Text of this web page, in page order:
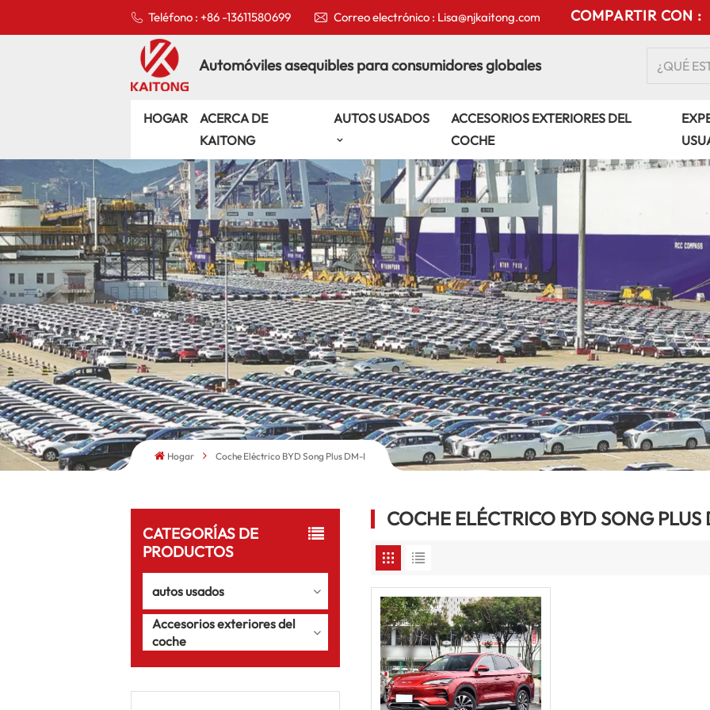
Teléfono : +86 -13611580699 Correo electrónico : Lisa@njkaitong.com COMPARTIR CON :
Automóviles asequibles para consumidores globales
HOGAR
ACERCA DE
KAITONG
AUTOS USADOS
ACCESORIOS EXTERIORES DEL
COCHE
Hogar Coche Eléctrico BYD Song Plus DM-I
CATEGORÍAS DE
PRODUCTOS
autos usados
Accesorios exteriores del
coche
COCHE ELÉCTRICO BYD SONG